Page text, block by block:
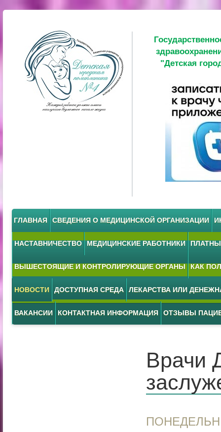
"Детская
ГЛАВНАЯ СВЕДЕНИЯ О МЕДИЦИНСКОЙ ОРГАНИЗАЦИИ
НАСТАВНИЧЕСТВО МЕДИЦИНСКИЕ РАБОТНИКИ
ВЫШЕСТОЯЩИЕ И КОНТРОЛИРУЮЩИЕ ОРГАНЫ КАК
НОВОСТИ ДОСТУПНАЯ СРЕДА ЛЕКАРСТВА ИЛИ
ВАКАНСИИ КОНТАКТНАЯ ИНФОРМАЦИЯ ОТЗЫВЫ
Врачи